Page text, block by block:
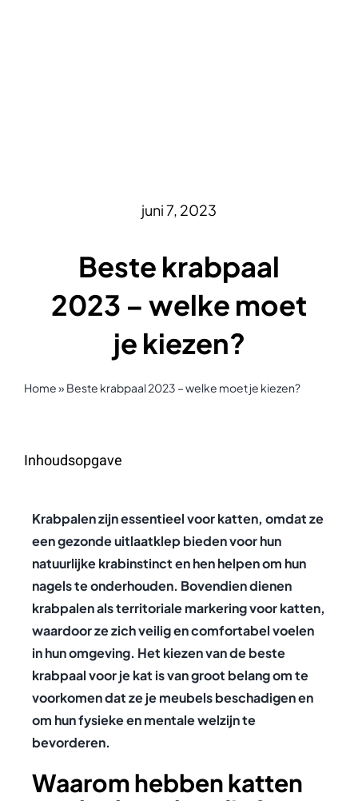
juni 7, 2023
Beste krabpaal
2023 – welke moet
je kiezen?
Home» Beste krabpaal 2023 – welke moet je kiezen?
Inhoudsopgave
Krabpalen zijn essentieel voor katten, omdat ze
een gezonde uitlaatklep bieden voor hun
natuurlijke krabinstinct en hen helpen om hun
nagels te onderhouden. Bovendien dienen
krabpalen als territoriale markering voor katten,
waardoor ze zich veilig en comfortabel voelen
in hun omgeving. Het kiezen van de beste
krabpaal voor je kat is van groot belang om te
voorkomen dat ze je meubels beschadigen en
om hun fysieke en mentale welzijn te
bevorderen.
Waarom hebben katten